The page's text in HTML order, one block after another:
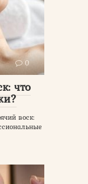
0
что
воск: